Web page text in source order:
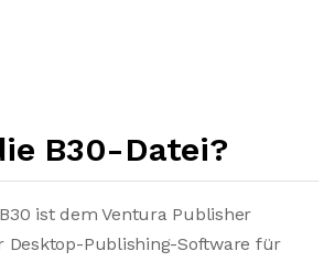
B30-Datei?
ist dem Ventura Publisher
Desktop-Publishing-Software für